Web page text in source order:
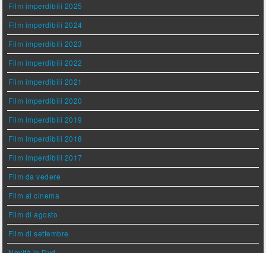
Film imperdibili 2025
Film imperdibili 2024
Film imperdibili 2023
Film imperdibili 2022
Film imperdibili 2021
Film imperdibili 2020
Film imperdibili 2019
Film imperdibili 2018
Film imperdibili 2017
Film da vedere
Film al cinema
Film di agosto
Film di settembre